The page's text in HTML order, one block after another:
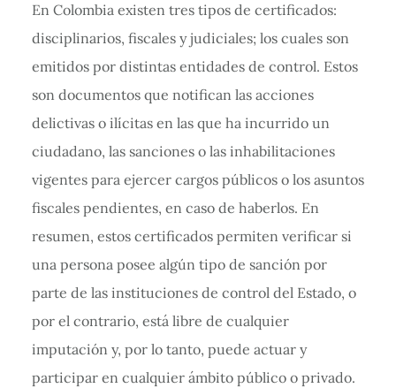
En Colombia existen tres tipos de certificados:
disciplinarios, fiscales y judiciales; los cuales son
emitidos por distintas entidades de control. Estos
son documentos que notifican las acciones
delictivas o ilícitas en las que ha incurrido un
ciudadano, las sanciones o las inhabilitaciones
vigentes para ejercer cargos públicos o los asuntos
fiscales pendientes, en caso de haberlos. En
resumen, estos certificados permiten verificar si
una persona posee algún tipo de sanción por
parte de las instituciones de control del Estado, o
por el contrario, está libre de cualquier
imputación y, por lo tanto, puede actuar y
participar en cualquier ámbito público o privado.